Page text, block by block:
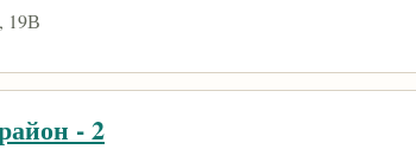
19В
- 2